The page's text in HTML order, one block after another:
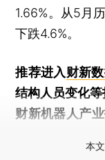
1.66%。从5月
下跌4.6%。
推荐进入财新
结构人员变化等
财新机器人产
本